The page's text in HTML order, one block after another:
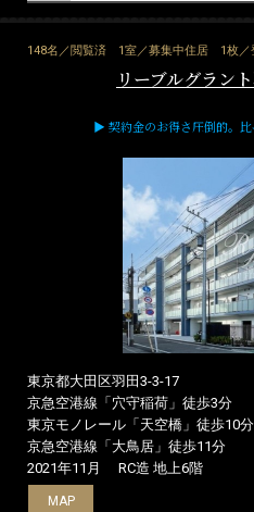
148名／閲覧済 1室／募集中住居 1枚
リーブルグラン
▶ 契約金のお得さ圧倒的。
東京都大田区羽田3-3-17
京急空港線「穴守稲荷」徒歩3分
東京モノレール「天空橋」徒歩10分
京急空港線「大鳥居」徒歩11分
2021年11月
RC造 地上6階
MAP